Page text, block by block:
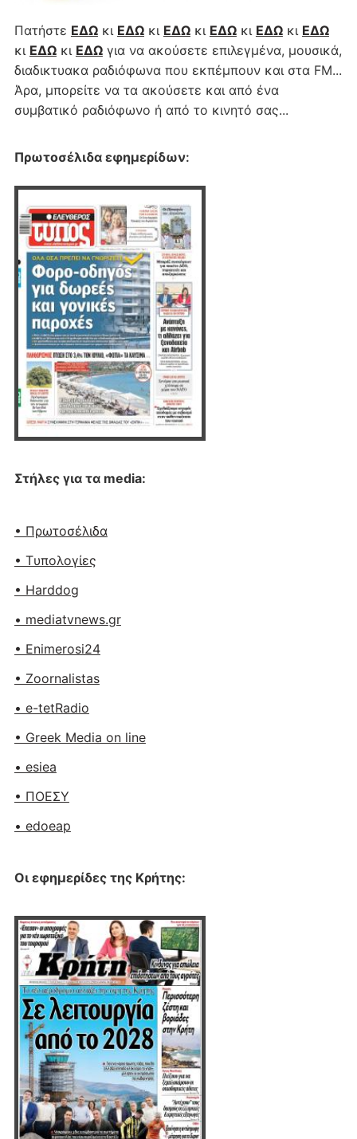
Πατήστε ΕΔΩκι ΕΔΩκι ΕΔΩκι ΕΔΩκι ΕΔΩκι ΕΔΩ
κι ΕΔΩκι ΕΔΩγια να ακούσετε επιλεγμένα, μουσικά,
διαδικτυακα ραδιόφωνα που εκπέμπουν και στα FM...
Άρα, μπορείτε να τα ακούσετε και από ένα
συμβατικό ραδιόφωνο ή από το κινητό σας...
Πρωτοσέλιδα εφημερίδων:
Στήλες για τα media:
• Πρωτοσέλιδα
• Tυπολογίες
• Harddog
• mediatvnews.gr
• Enimerosi24
• Zoornalistas
• e-tetRadio
• Greek Media on line
• esiea
• ΠΟΕΣΥ
• edoeap
Οι εφημερίδες της Κρήτης: